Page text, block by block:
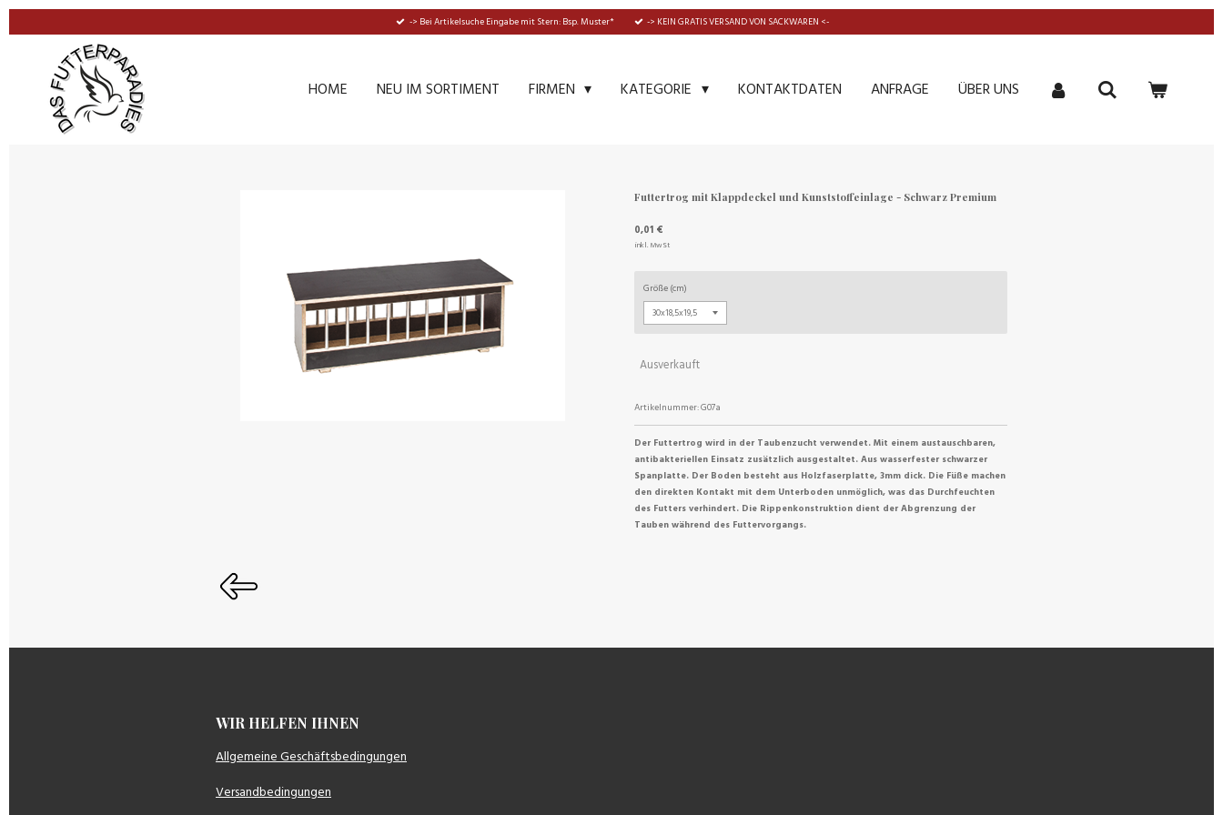
-> Bei Artikelsuche Eingabe mit Stern: Bsp. Muster* -> KEIN GRATIS VERSAND VON SACKWAREN <-
HOME NEU IM SORTIMENT FIRMEN KATEGORIE KONTAKTDATEN ANFRAGE ÜBER UNS
Futtertrog mit Klappdeckel und Kunststoffeinlage - Schwarz Premium
0,01 €
inkl. MwSt
Größe (cm)
Ausverkauft
Artikelnummer:G07a
Der Futtertrog wird in der Taubenzucht verwendet. Mit einem austauschbaren,
antibakteriellen Einsatz zusätzlich ausgestaltet. Aus wasserfester schwarzer
Spanplatte. Der Boden besteht aus Holzfaserplatte, 3mm dick. Die Füße machen
den direkten Kontakt mit dem Unterboden unmöglich, was das Durchfeuchten
des Futters verhindert. Die Rippenkonstruktion dient der Abgrenzung der
Tauben während des Futtervorgangs.
WIR HELFEN IHNEN
Allgemeine Geschäftsbedingungen
Versandbedingungen